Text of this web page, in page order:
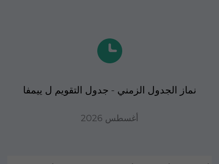
نماز الجدول الزمني - جدول التقويم ل ييمفا
أغسطس 2026